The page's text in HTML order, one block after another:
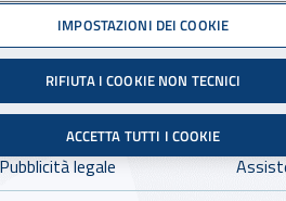
Infortuni sul
Facebook - Sito esterno
X - Sito esterno -
Instagram
Dove cercare:
Pubblicità legale
IMPOSTAZIONI DEI COOKIE
RIFIUTA I COOKIE NON TECNICI
ACCETTA TUTTI I COOKIE